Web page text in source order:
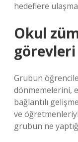
hedeflere
Okul
Grubun
dönmemelerini,
bağlantılı
ve
grubun ne